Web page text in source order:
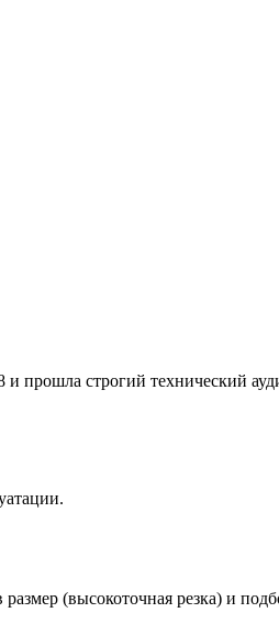
прошла строгий технический
(высокоточная резка) и